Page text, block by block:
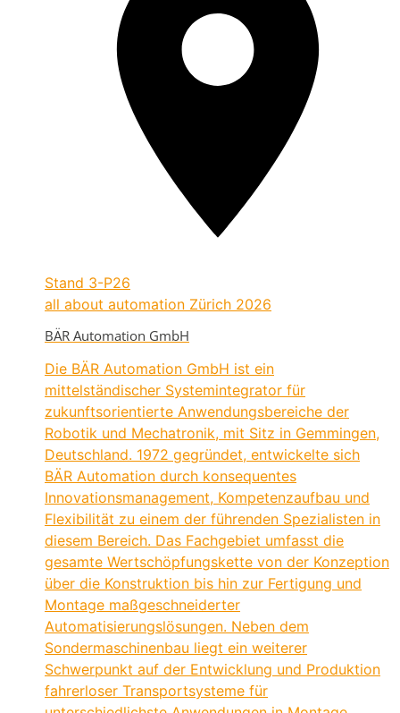
Stand 3-P26
all about automation Zürich 2026
BÄR Automation GmbH
Die BÄR Automation GmbH ist ein
mittelständischer Systemintegrator für
zukunftsorientierte Anwendungsbereiche der
Robotik und Mechatronik, mit Sitz in Gemmingen,
Deutschland. 1972 gegründet, entwickelte sich
BÄR Automation durch konsequentes
Innovationsmanagement, Kompetenzaufbau und
Flexibilität zu einem der führenden Spezialisten in
diesem Bereich. Das Fachgebiet umfasst die
gesamte Wertschöpfungskette von der Konzeption
über die Konstruktion bis hin zur Fertigung und
Montage maßgeschneiderter
Automatisierungslösungen. Neben dem
Sondermaschinenbau liegt ein weiterer
Schwerpunkt auf der Entwicklung und Produktion
fahrerloser Transportsysteme für